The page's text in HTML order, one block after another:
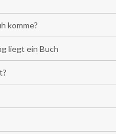
komme?
liegt ein Buch